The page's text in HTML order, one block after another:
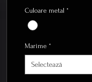
Culoare metal *
Marime *
Selectează